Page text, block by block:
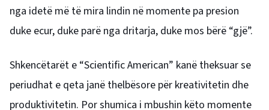
nga idetë më të mira lindin në momente pa presion
duke ecur, duke parë nga dritarja, duke mos bërë “gjë”.
Shkencëtarët e “Scientific American” kanë theksuar se
periudhat e qeta janë thelbësore për kreativitetin dhe
produktivitetin. Por shumica i mbushin këto momente